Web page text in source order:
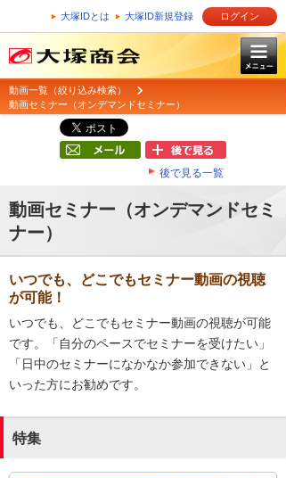
大塚IDとは 大塚ID新規登録 ログイン
動画一覧（絞り込み検索）
動画セミナー（オンデマンドセミナー）
後で見る一覧
動画セミナー（オンデマンドセミ
ナー）
いつでも、どこでもセミナー動画の視聴
が可能！
いつでも、どこでもセミナー動画の視聴が可能
です。「自分のペースでセミナーを受けたい」
「日中のセミナーになかなか参加できない」と
いった方にお勧めです。
特集